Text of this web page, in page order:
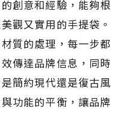
創意和經驗，能夠根
觀又實用的手提袋。
質的處理，每一步都
傳達品牌信息，同時
簡約現代還是復古風
功能的平衡，讓品牌